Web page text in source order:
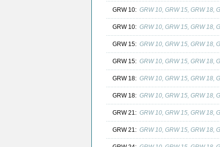
GRW 10: GRW 10, GRW 15, GRW 18,
GRW 10: GRW 10, GRW 15, GRW 18,
GRW 15: GRW 10, GRW 15, GRW 18,
GRW 15: GRW 10, GRW 15, GRW 18,
GRW 18: GRW 10, GRW 15, GRW 18,
GRW 18: GRW 10, GRW 15, GRW 18,
GRW 21: GRW 10, GRW 15, GRW 18,
GRW 21: GRW 10, GRW 15, GRW 18,